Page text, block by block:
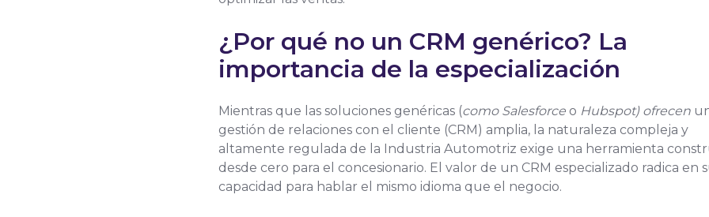
¿Por qué no un CRM genérico? La
importancia de la especialización
Mientras que las soluciones genéricas (como Salesforce o Hubspot) ofrecen
gestión de relaciones con el cliente (CRM) amplia, la naturaleza compleja y
altamente regulada de la Industria Automotriz exige una herramienta
desde cero para el concesionario. El valor de un CRM especializado radica en
capacidad para hablar el mismo idioma que el negocio.